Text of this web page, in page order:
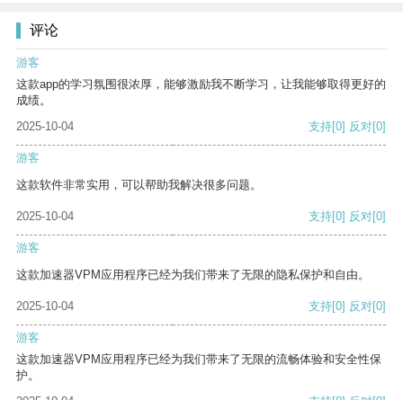
评论
游客
这款app的学习氛围很浓厚，能够激励我不断学习，让我能够取得更好的
成绩。
2025-10-04
支持[0] 反对[0]
游客
这款软件非常实用，可以帮助我解决很多问题。
2025-10-04 支持[0] 反对[0]
游客
这款加速器VPM应用程序已经为我们带来了无限的隐私保护和自由。
2025-10-04 支持[0] 反对[0]
游客
这款加速器VPM应用程序已经为我们带来了无限的流畅体验和安全性保
护。